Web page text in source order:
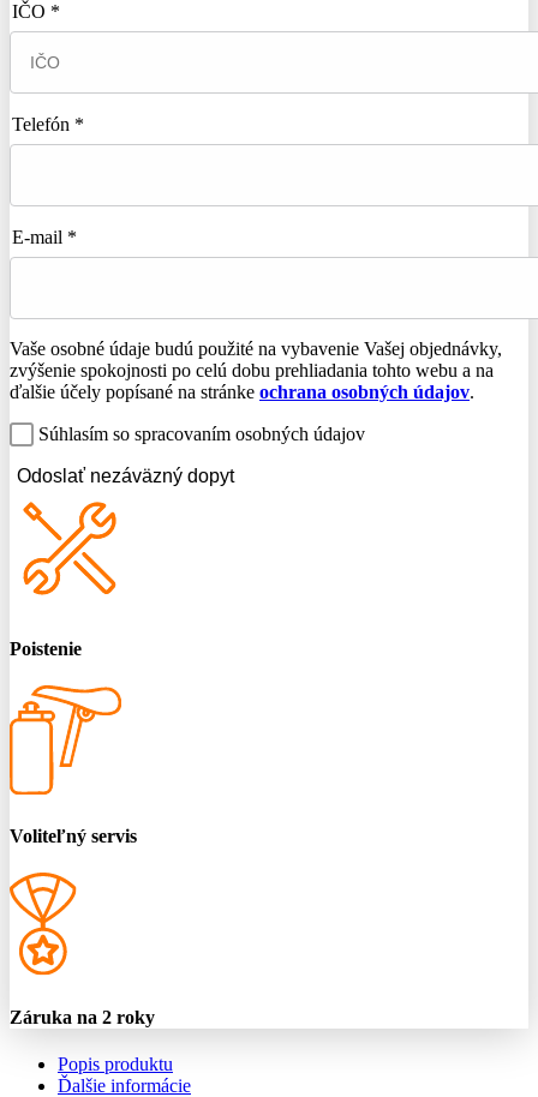
IČO *
Telefón *
E-mail *
Vaše osobné údaje budú použité na vybavenie Vašej objednávky,
zvýšenie spokojnosti po celú dobu prehliadania tohto webu a na
ďalšie účely popísané na stránke ochrana osobných údajov.
Súhlasím so spracovaním osobných údajov
Odoslať nezáväzný dopyt
Poistenie
Voliteľný servis
Záruka na 2 roky
Popis produktu
Ďalšie informácie